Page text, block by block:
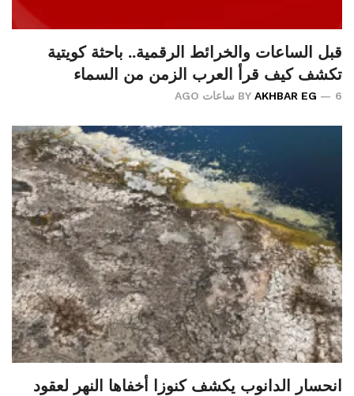
قبل الساعات والخرائط الرقمية.. باحثة كويتية
تكشف كيف قرأ العرب الزمن من السماء
BY AKHBAR EG 6 ساعات AGO
انحسار الدانوب يكشف كنوزا أخفاها النهر لعقود